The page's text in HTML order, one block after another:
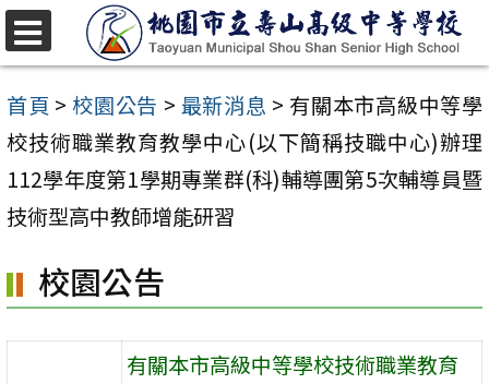
跳
至
主
要
內
容
首頁 > 校園公告 > 最新消息 > 有關本市高級中等學
校技術職業教育教學中心(以下簡稱技職中心)辦理
112學年度第1學期專業群(科)輔導團第5次輔導員暨
技術型高中教師增能研習
校園公告
有關本市高級中等學校技術職業教育
選
單